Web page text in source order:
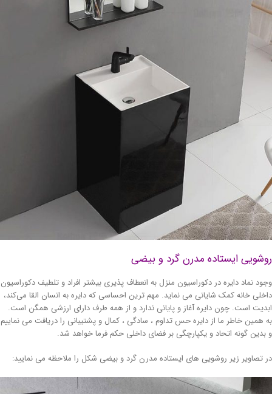
ایستاده مدرن گرد و بیضی
نماد دایره در دکوراسیون منزل به انعطاف پذیری بیشتر افراد و تلطیف دکوراسیون
خانه کمک شایانی می نماید. مهم ترین احساسی که دایره به انسان القا می‌کند،
است. چون دایره آغاز و پایانی ندارد و از همه طرف دارای ارزشی همگن است.
همین خاطر ما از دایره حس تداوم ، سادگی ، کمال و پشتیبانی را دریافت می‌ نماییم
گونه اتحاد و یکپارچگی بر فضای داخلی حکم فرما خواهد شد.
تصاویر زیر روشویی های ایستاده مدرن گرد و بیضی شکل را ملاحظه می نمایید: